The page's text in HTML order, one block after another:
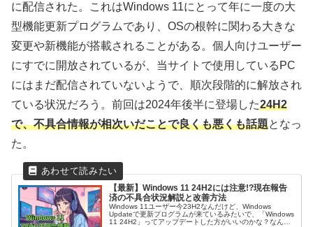
に配信された。これはWindows 11にとって年に一度の大
型機能更新プログラムであり、OSの根幹に関わる大きな
変更や新機能が搭載されることがある。個人向けユーザー
にすでに開放されているが、当サイトで使用しているPC
にはまだ配信されていないようで、順次段階的に解放され
ている状況だろう。前回は2024年後半に登場した24H2
で、不具合情報が相次いだことで良くも悪くも話題となっ
た。
【最新】Windows 11 24H2には注意!?現在報告
済の不具合状況解説と改善方法
Windows 11ユーザー今23H2なんだけど、Windows
Updateで更新プログラムが来ているみたいで、「Windows
11 24H2」ってアップデートした方がいいのかな？なんか